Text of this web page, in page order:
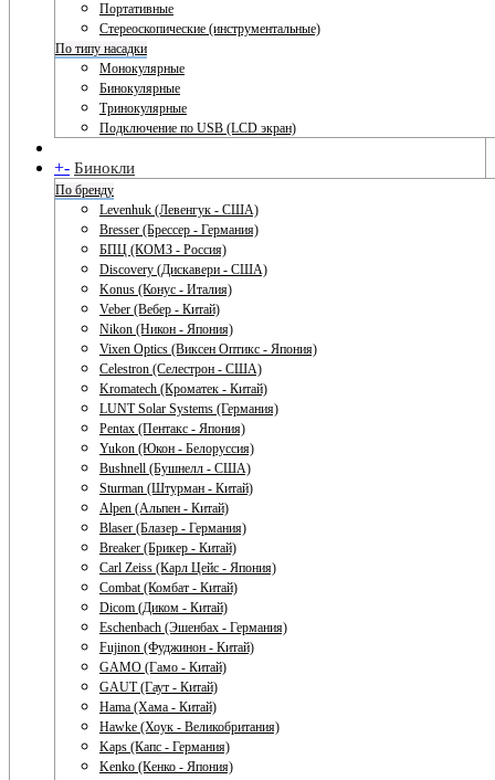
Портативные
Стереоскопические (инструментальные)
По типу насадки
Монокулярные
Бинокулярные
Тринокулярные
Подключение по USB (LCD экран)
+- Бинокли
По бренду
Levenhuk (Левенгук - США)
Bresser (Брессер - Германия)
БПЦ (КОМЗ - Россия)
Discovery (Дискавери - США)
Konus (Конус - Италия)
Veber (Вебер - Китай)
Nikon (Никон - Япония)
Vixen Optics (Виксен Оптикс - Япония)
Celestron (Селестрон - США)
Kromatech (Кроматек - Китай)
LUNT Solar Systems (Германия)
Pentax (Пентакс - Япония)
Yukon (Юкон - Белоруссия)
Bushnell (Бушнелл - США)
Sturman (Штурман - Китай)
Alpen (Альпен - Китай)
Blaser (Блазер - Германия)
Breaker (Брикер - Китай)
Carl Zeiss (Карл Цейс - Япония)
Combat (Комбат - Китай)
Dicom (Диком - Китай)
Eschenbach (Эшенбах - Германия)
Fujinon (Фуджинон - Китай)
GAMO (Гамо - Китай)
GAUT (Гаут - Китай)
Hama (Хама - Китай)
Hawke (Хоук - Великобритания)
Kaps (Капс - Германия)
Kenko (Кенко - Япония)